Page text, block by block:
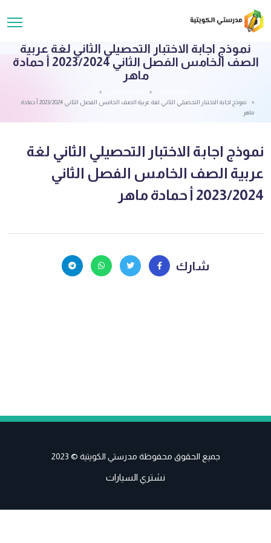
نموذج اجابة الاختبار التحصيلي الثاني لغة عربية
الصف الخامس الفصل الثاني 2023/2024 أ حمادة
ماهر
نموذج اجابة الاختبار التحصيلي الثاني لغة عربية الصف الخامس الفصل الثاني 2023/2024 أ حمادة
ماهر
نموذج اجابة الاختبار التحصيلي الثاني لغة
عربية الصف الخامس الفصل الثاني
2023/2024 أ حمادة ماهر
شارك
جميع الحقوق محفوظة مدرستي الكويتية © 2023
نشتري السيارات